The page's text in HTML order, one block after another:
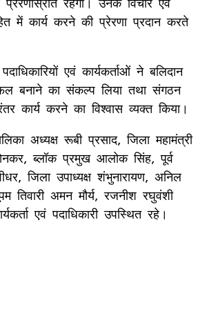
में कार्य करने की प्रेरणा प्रदान करते
एवं कार्यकर्ताओं ने बलिदान
बनाने का संकल्प लिया तथा संगठन
कार्य करने का विश्वास व्यक्त किया।
अध्यक्ष रूबी प्रसाद, जिला महामंत्री
ब्लॉक प्रमुख आलोक सिंह, पूर्व
जिला उपाध्यक्ष शंभुनारायण, अनिल
तिवारी अमन मौर्य, रजनीश रघुवंशी
एवं पदाधिकारी उपस्थित रहे।